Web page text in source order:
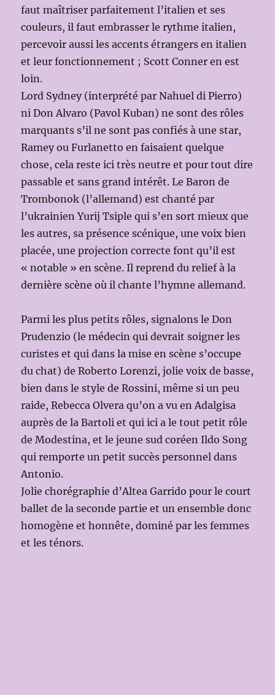
faut maîtriser parfaitement l’italien et ses
couleurs, il faut embrasser le rythme italien,
percevoir aussi les accents étrangers en italien
et leur fonctionnement ; Scott Conner en est
loin.
Lord Sydney (interprété par Nahuel di Pierro)
ni Don Alvaro (Pavol Kuban) ne sont des rôles
marquants s’il ne sont pas confiés à une star,
Ramey ou Furlanetto en faisaient quelque
chose, cela reste ici très neutre et pour tout dire
passable et sans grand intérêt. Le Baron de
Trombonok (l’allemand) est chanté par
l’ukrainien Yurij Tsiple qui s’en sort mieux que
les autres, sa présence scénique, une voix bien
placée, une projection correcte font qu’il est
« notable » en scène. Il reprend du relief à la
dernière scène où il chante l’hymne allemand.
Parmi les plus petits rôles, signalons le Don
Prudenzio (le médecin qui devrait soigner les
curistes et qui dans la mise en scène s’occupe
du chat) de Roberto Lorenzi, jolie voix de basse,
bien dans le style de Rossini, même si un peu
raide, Rebecca Olvera qu’on a vu en Adalgisa
auprès de la Bartoli et qui ici a le tout petit rôle
de Modestina, et le jeune sud coréen Ildo Song
qui remporte un petit succès personnel dans
Antonio.
Jolie chorégraphie d’Altea Garrido pour le court
ballet de la seconde partie et un ensemble donc
homogène et honnête, dominé par les femmes
et les ténors.